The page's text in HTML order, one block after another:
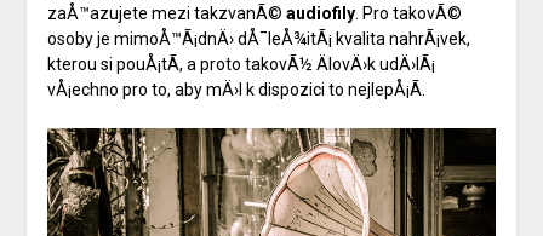
zaÅ™azujete mezi takzvanÃ© audiofily. Pro takovÃ©
osoby je mimoÅ™Ã¡dnÄ› dÅ¯leÅ¾itÃ¡ kvalita nahrÃ¡vek,
kterou si pouÅ¡tÃ­, a proto takovÃ½ ÄlovÄ›k udÄ›lÃ¡
vÅ¡echno pro to, aby mÄ›l k dispozici to nejlepÅ¡Ã­.